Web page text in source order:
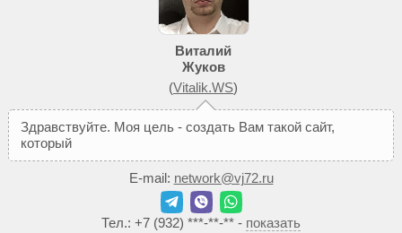
Виталий
Жуков
(Vitalik.WS)
Здравствуйте. Моя цель - создать Вам такой сайт,
который
E-mail: network@vj72.ru
Тел.: +7 (932) ***-**-** - показать